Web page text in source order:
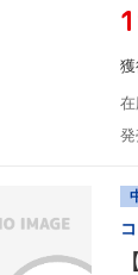
在